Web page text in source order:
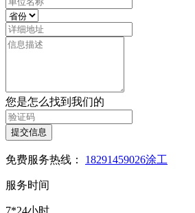
您是怎么找到我们的
提交信息
免费服务热线： 18291459026涂工
服务时间
7*24小时